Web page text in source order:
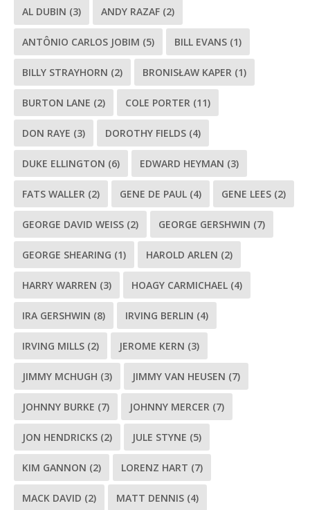
AL DUBIN (3) ANDY RAZAF (2)
ANTÔNIO CARLOS JOBIM (5) BILL EVANS (1)
BILLY STRAYHORN (2) BRONISŁAW KAPER (1)
BURTON LANE (2) COLE PORTER (11)
DON RAYE (3) DOROTHY FIELDS (4)
DUKE ELLINGTON (6) EDWARD HEYMAN (3)
FATS WALLER (2) GENE DE PAUL (4) GENE LEES (2)
GEORGE DAVID WEISS (2) GEORGE GERSHWIN (7)
GEORGE SHEARING (1) HAROLD ARLEN (2)
HARRY WARREN (3) HOAGY CARMICHAEL (4)
IRA GERSHWIN (8) IRVING BERLIN (4)
IRVING MILLS (2) JEROME KERN (3)
JIMMY MCHUGH (3) JIMMY VAN HEUSEN (7)
JOHNNY BURKE (7) JOHNNY MERCER (7)
JON HENDRICKS (2) JULE STYNE (5)
KIM GANNON (2) LORENZ HART (7)
MACK DAVID (2) MATT DENNIS (4)